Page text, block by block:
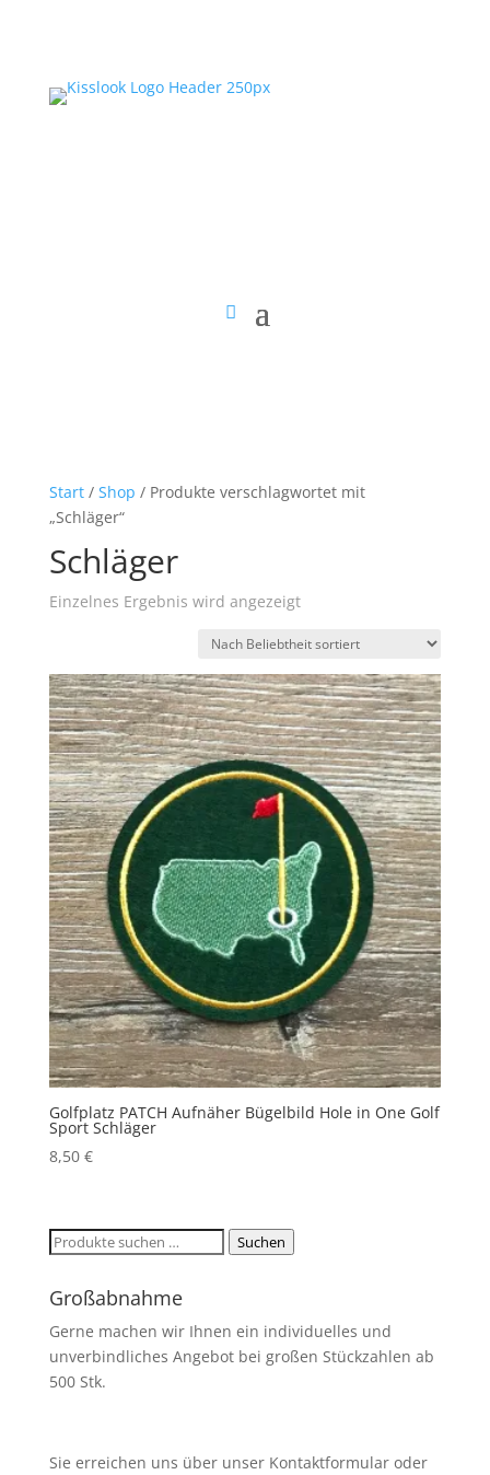
Start/ Shop / Produkte verschlagwortet mit
„Schläger“
Schläger
Einzelnes Ergebnis wird angezeigt
Golfplatz PATCH Aufnäher Bügelbild Hole in One Golf
Sport Schläger
8,50 €
Suchen
Suchen
Großabnahme
Gerne machen wir Ihnen ein individuelles und
unverbindliches Angebot bei großen Stückzahlen ab
500 Stk.
Sie erreichen uns über unser Kontaktformular oder